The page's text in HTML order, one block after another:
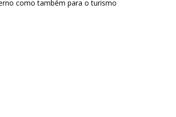
como também para o turismo